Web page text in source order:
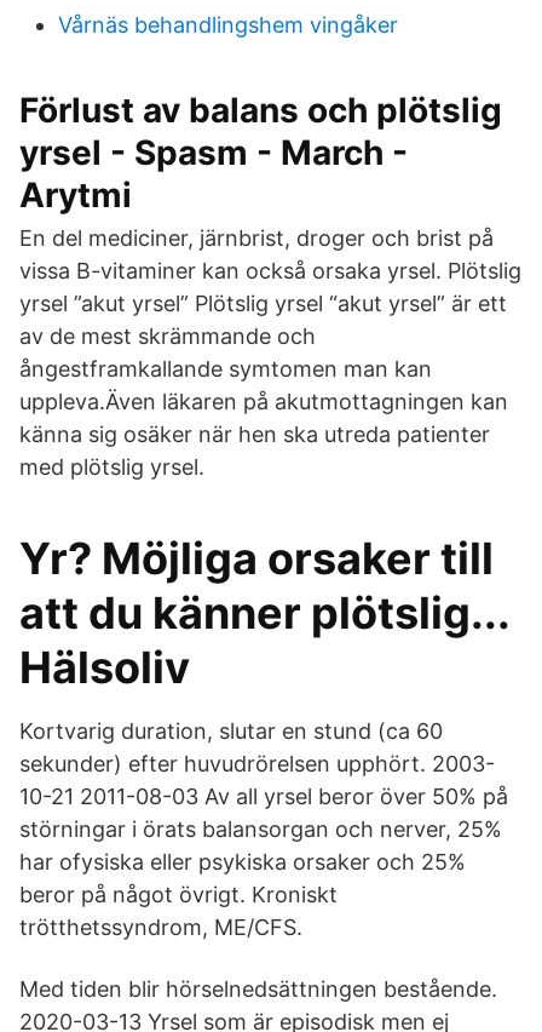
Vårnäs behandlingshem vingåker
Förlust av balans och plötslig
yrsel - Spasm - March -
Arytmi
En del mediciner, järnbrist, droger och brist på
vissa B-vitaminer kan också orsaka yrsel. Plötslig
yrsel ”akut yrsel” Plötslig yrsel “akut yrsel” är ett
av de mest skrämmande och
ångestframkallande symtomen man kan
uppleva.Även läkaren på akutmottagningen kan
känna sig osäker när hen ska utreda patienter
med plötslig yrsel.
Yr? Möjliga orsaker till
att du känner plötslig...
Hälsoliv
Kortvarig duration, slutar en stund (ca 60
sekunder) efter huvudrörelsen upphört. 2003-
10-21 2011-08-03 Av all yrsel beror över 50% på
störningar i örats balansorgan och nerver, 25%
har ofysiska eller psykiska orsaker och 25%
beror på något övrigt. Kroniskt
trötthetssyndrom, ME/CFS.
Med tiden blir hörselnedsättningen bestående.
2020-03-13 Yrsel som är episodisk men ej